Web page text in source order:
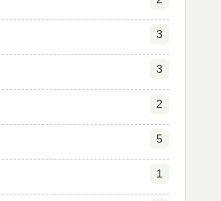
3
3
2
5
1